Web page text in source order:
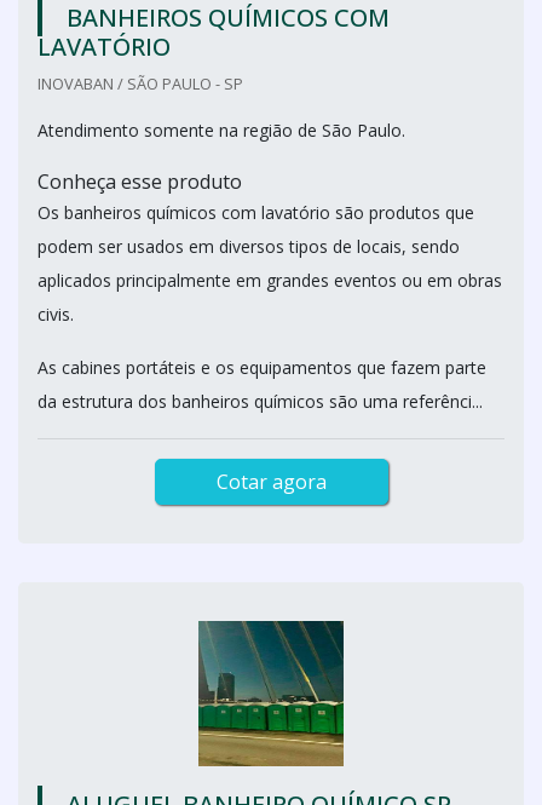
BANHEIROS QUÍMICOS COM
LAVATÓRIO
INOVABAN / SÃO PAULO - SP
Atendimento somente na região de São Paulo.
Conheça esse produto
Os banheiros químicos com lavatório são produtos que
podem ser usados em diversos tipos de locais, sendo
aplicados principalmente em grandes eventos ou em obras
civis.
As cabines portáteis e os equipamentos que fazem parte
da estrutura dos banheiros químicos são uma referênci...
Cotar agora